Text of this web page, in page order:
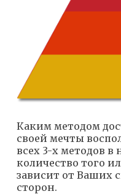
Каким методом
своей мечты
всех 3-х методов
количество того
зависит от Ваших
сторон.